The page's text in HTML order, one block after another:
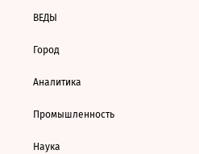
ВЕДЫ
Город
Аналитика
Промышленность
Наука